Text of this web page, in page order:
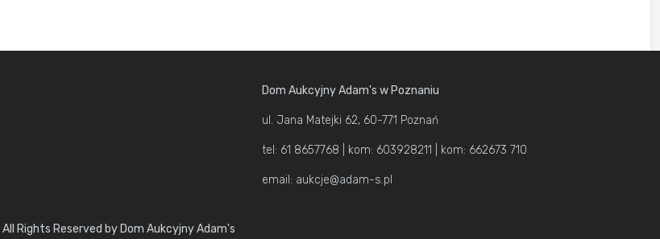
Dom Aukcyjny Adam's w Poznaniu
ul. Jana Matejki 62, 60-771 Poznań
tel: 61 8657768 | kom: 603928211 | kom: 662673 710
email: aukcje@adam-s.pl
All Rights Reserved by Dom Aukcyjny Adam's